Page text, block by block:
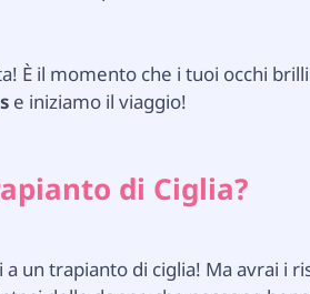
È il momento che i tuoi occhi
e iniziamo il viaggio!
di Ciglia?
un trapianto di ciglia! Ma avrai i